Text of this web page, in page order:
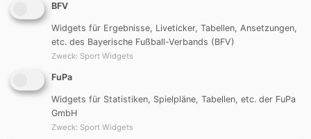
BFV
Widgets für Ergebnisse, Liveticker, Tabellen, Ansetzungen,
etc. des Bayerische Fußball-Verbands (BFV)
Zweck: Sport Widgets
FuPa
Widgets für Statistiken, Spielpläne, Tabellen, etc. der FuPa
GmbH
Zweck: Sport Widgets